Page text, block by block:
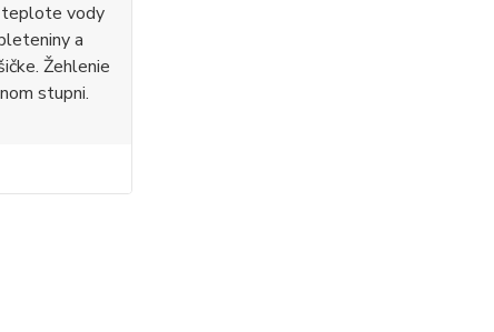
teplote vody
a
Žehlenie
stupni.